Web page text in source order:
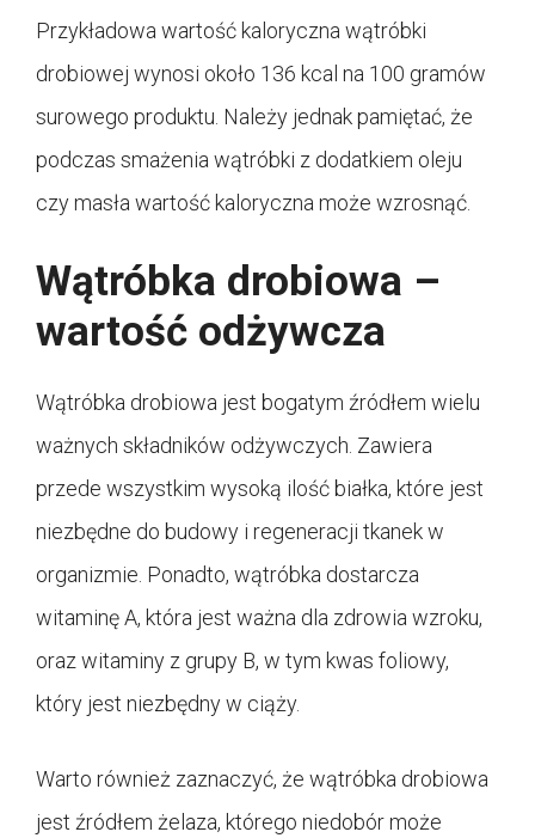
Przykładowa wartość kaloryczna wątróbki
drobiowej wynosi około 136 kcal na 100 gramów
surowego produktu. Należy jednak pamiętać, że
podczas smażenia wątróbki z dodatkiem oleju
czy masła wartość kaloryczna może wzrosnąć.
Wątróbka drobiowa –
wartość odżywcza
Wątróbka drobiowa jest bogatym źródłem wielu
ważnych składników odżywczych. Zawiera
przede wszystkim wysoką ilość białka, które jest
niezbędne do budowy i regeneracji tkanek w
organizmie. Ponadto, wątróbka dostarcza
witaminę A, która jest ważna dla zdrowia wzroku,
oraz witaminy z grupy B, w tym kwas foliowy,
który jest niezbędny w ciąży.
Warto również zaznaczyć, że wątróbka drobiowa
jest źródłem żelaza, którego niedobór może